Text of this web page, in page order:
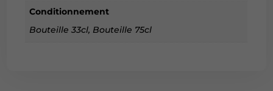
Conditionnement
Bouteille 33cl, Bouteille 75cl